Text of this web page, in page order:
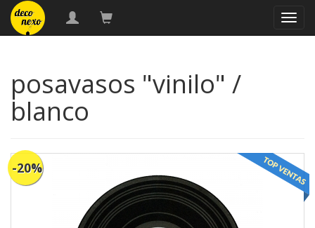
posavasos "vinilo" /
blanco
-20%